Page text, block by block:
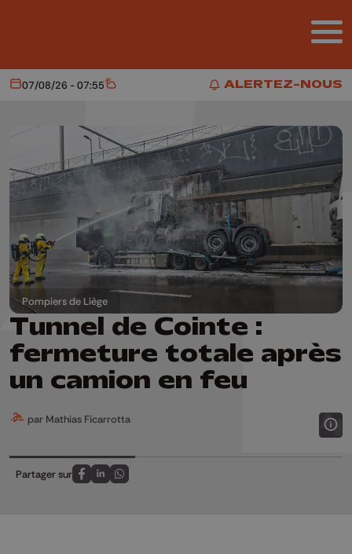
ALERTEZ-NOUS
ALERTEZ-NOUS
Aujourd'hui
07/08/26 - 07:55 Météo
Tunnel de Cointe :
fermeture totale après
un camion en feu
par Mathias Ficarrotta
Partager sur
Partagez sur FaceBook
Partagez sur LinkedIn
Partagez sur Whatsapp
Pompiers de Liège